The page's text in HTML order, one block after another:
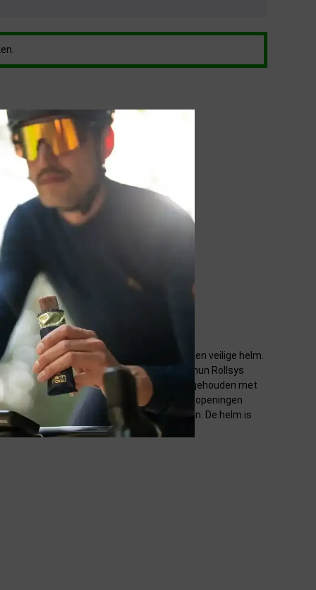
een laag gewicht en uiteraard voor een veilige helm.
val. Lazer maakt in de helm gebruik van hun Rollsys
geoptimaliseerd. Daarbij is rekening gehouden met
voor de ventilatie. De ventilatieopeningen
je er perfect een bril in vast kunt klemmen. De helm is